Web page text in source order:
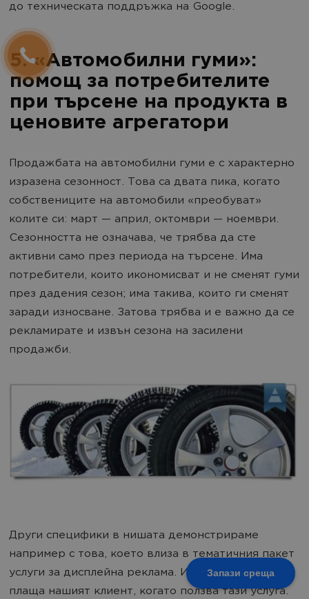
Запази среща
до техническата поддръжка на Google.
5. «Автомобилни гуми»:
помощ за потребителите
при търсене на продукта в
ценовите агрегатори
Продажбата на автомобилни гуми е с характерно
изразена сезонност. Това са двата пика, когато
собствениците на автомобили «преобуват»
колите си: март — април, октомври — ноември.
Сезонността не означава, че трябва да сте
активни само през периода на търсене. Има
потребители, които икономисват и не сменят гуми
през дадения сезон; има такива, които ги сменят
заради износване. Затова трябва и е важно да се
рекламирате и извън сезона на засилени
продажби.
Други специфики в нишата демонстрираме
например с това, което влиза в тематичния пакет
услуги за дисплейна реклама. И така, за какво
плаща нашият клиент, когато ползва тази услуга.